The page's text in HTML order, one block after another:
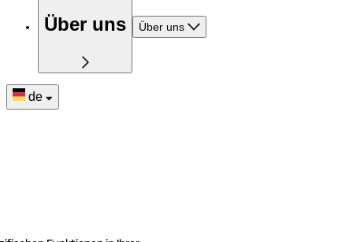
Über uns Über uns
de